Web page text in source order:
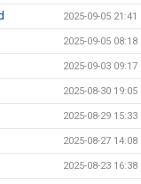
2025-09-05 21:41
2025-09-05 08:18
2025-09-03 09:17
2025-08-30 19:05
2025-08-29 15:33
2025-08-27 14:08
2025-08-23 16:38